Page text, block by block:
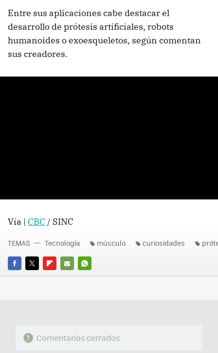
Entre sus aplicaciones cabe destacar el
desarrollo de prótesis artificiales, robots
humanoides o exoesqueletos, según comentan
sus creadores.
Vía | CBC / SINC
FACEBOOK
TWITTERFLIPBOARD
E-
WHATSAPP
TEMAS Tecnología músculo curiosidades
Comentarios cerrados